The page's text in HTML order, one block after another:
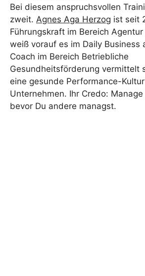
Bei diesem anspruchsvollen
zweit. Agnes Aga Herzog ist seit
Führungskraft im Bereich
weiß vorauf es im Daily Business
Coach im Bereich Betriebliche
Gesundheitsförderung vermittelt
eine gesunde Performance-
Unternehmen. Ihr Credo:
bevor Du andere managst.